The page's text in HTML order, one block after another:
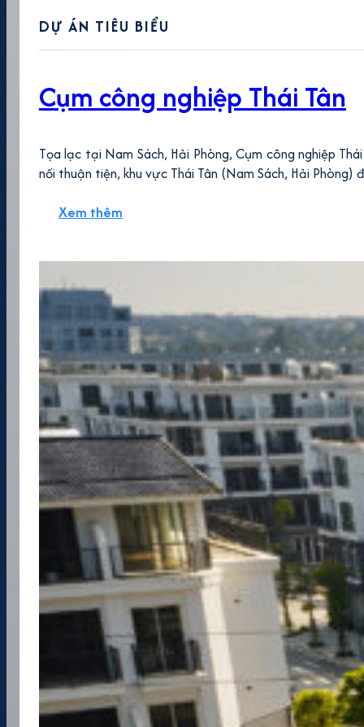
DỰ ÁN TIÊU BIỂU
Cụm công nghiệp Thái Tân
Tọa lạc tại Nam Sách, Hải Phòng, Cụm công nghiệp
nối thuận tiện, khu vực Thái Tân (Nam Sách, Hải
Xem thêm